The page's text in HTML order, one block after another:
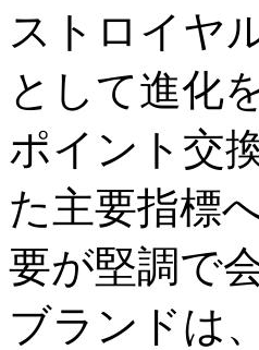
ストロイヤ
として進化
ポイント交
た主要指標
要が堅調で
ブランドは